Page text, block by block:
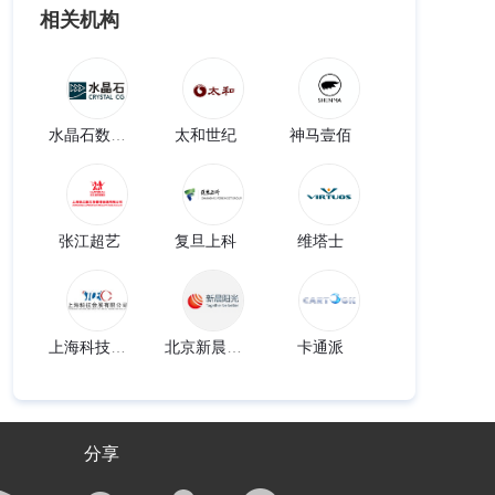
相关机构
太和世纪 神马壹佰
张江超艺 复旦上科 维塔士
卡通派
分享